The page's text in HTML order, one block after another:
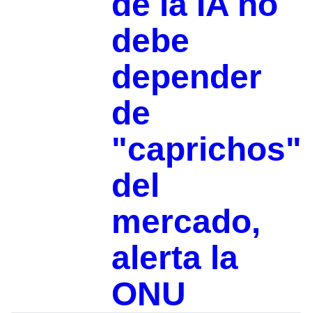
debe
depender
de
"caprichos"
del
mercado,
alerta la
ONU